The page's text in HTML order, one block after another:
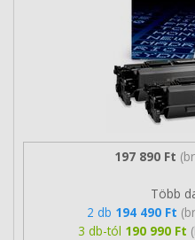
197 890 Ft
Több
2 db 194 490 Ft
3 db-tól 190 990 Ft